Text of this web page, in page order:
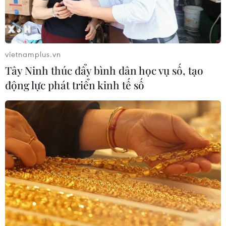
Thủ tướng Israel đến
Washington để hội đàm Tổng thống
Mỹ
27/07/2026 15:34
Bệnh viện Đức Giang lên
viên y tế livestream phản cảm
27/07/2026 03:58
Iran và Oman đạt tiến triển
trong đàm phán về eo biển Hormuz
26/07/2026 15:45
vietnamplus.vn
Tây Ninh thúc đẩy bình dân học vụ số, tạo
động lực phát triển kinh tế số